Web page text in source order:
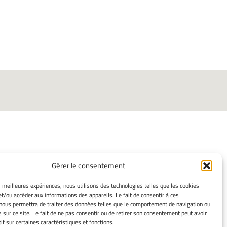
Gérer le consentement
expériences, nous utilisons des technologies telles que les cookies
ou accéder aux informations des appareils. Le fait de consentir à ces
permettra de traiter des données telles que le comportement de navigation ou
sur ce site. Le fait de ne pas consentir ou de retirer son consentement peut avoir
sur certaines caractéristiques et fonctions.
LÉGALES
légales
cookies